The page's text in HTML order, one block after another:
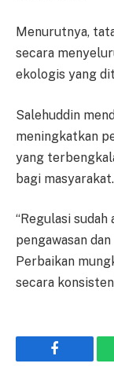
Menurutnya,
secara
ekologis yang
Salehuddin
meningkatkan
yang
bagi masyarakat.
“Regulasi
pengawasan
Perbaikan
secara
Facebook